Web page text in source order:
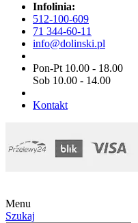
Infolinia:
512-100-609
71 344-60-11
info@dolinski.pl
Pon-Pt 10.00 - 18.00
Sob 10.00 - 14.00
Kontakt
Menu
Szukaj